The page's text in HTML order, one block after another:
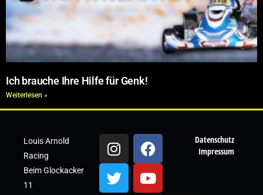
Ich brauche Ihre Hilfe für Genk!
Weiterlesen »
Louis Arnold
Racing
Beim Glockacker
11
Datenschutz
Impressum